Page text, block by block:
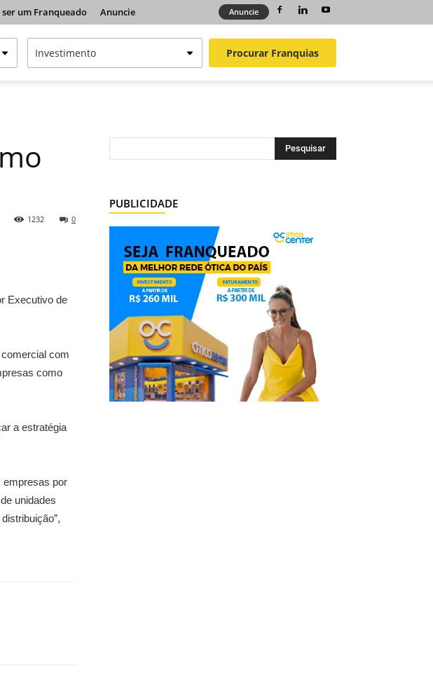
um Franqueado Anuncie Anuncie
Procurar Franquias
0
1232
Executivo de
com
como
a estratégia
empresas por
unidades
PUBLICIDADE